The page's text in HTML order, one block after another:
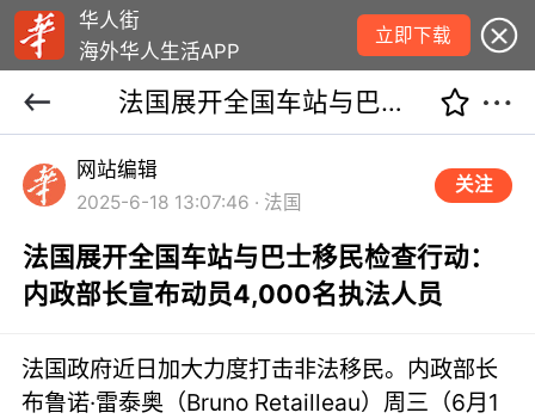
华人街
海外华人生活APP
立即下载
法国展开全国车站与巴士移民检查行动：内政部长宣布动员4,000名执法人员
网站编辑
2025-6-18 13:07:46 · 法国
关注
法国展开全国车站与巴士移民检查行动：
内政部长宣布动员4,000名执法人员
法国政府近日加大力度打击非法移民。内政部长
布鲁诺·雷泰奥（Bruno Retailleau）周三（6月1